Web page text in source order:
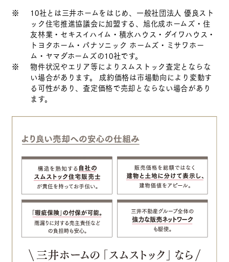
※
10社とは三井ホームをはじめ、一般社団法人 優良スト
ック住宅推進協議会に加盟する、旭化成ホームズ・住
友林業・セキスイハイム・積水ハウス・ダイワハウス・
トヨタホーム・パナソニック ホームズ・ミサワホー
ム・ヤマダホームズの10社です。
※
物件状況やエリア等によりスムストック査定とならな
い場合があります。
成約価格は市場動向により変動す
る可性があり、査定価格で売却とならない場合があり
ます。